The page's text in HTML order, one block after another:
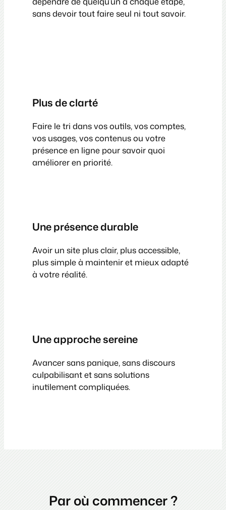
sans devoir tout faire seul ni tout savoir.
Plus de clarté
Faire le tri dans vos outils, vos comptes,
vos usages, vos contenus ou votre
présence en ligne pour savoir quoi
améliorer en priorité.
Une présence durable
Avoir un site plus clair, plus accessible,
plus simple à maintenir et mieux adapté
à votre réalité.
Une approche sereine
Avancer sans panique, sans discours
culpabilisant et sans solutions
inutilement compliquées.
Par où commencer ?